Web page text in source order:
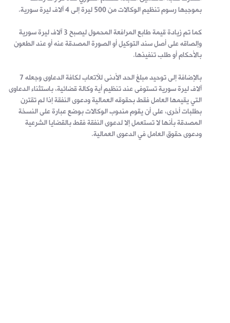
بموجبها رسوم تنظيم الوكالات من 500 ليرة إلى 4 آلاف ليرة سورية.
كما تم زيادة قيمة طابع المرافعة المحمول ليصبح 3 آلاف ليرة سورية
وإلصاقه على أصل سند التوكيل أو الصورة المصدقة عنه أو عند الطعون
بالأحكام أو طلب تنفيذها.
بالإضافة إلى توحيد مبلغ الحد الأدنى للأتعاب لكافة الدعاوى وجعله 7
آلاف ليرة سورية تستوفى عند تنظيم أية وكالة قضائية، باستثناء الدعاوى
التي يقيمها العامل فقط بحقوقه العمالية ودعوى النفقة إذا لم تقترن
بطلبات أخرى، على أن يقوم مندوب الوكالات بوضع عبارة على النسخة
المصدقة بأنها لا تستعمل إلا لدعوى النفقة فقط بالقضايا الشرعية
ودعوى حقوق العامل في الدعوى العمالية.